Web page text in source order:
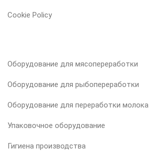
Cookie Policy
Оборудование для мясопереработки
Оборудование для рыбопереработки
Оборудование для переработки молока
Упаковочное оборудование
Гигиена производства